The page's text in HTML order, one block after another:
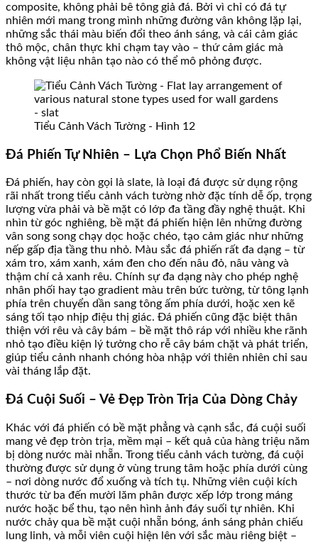
composite, không phải bê tông giả đá. Bởi vì chỉ có đá tự
nhiên mới mang trong mình những đường vân không lặp lại,
những sắc thái màu biến đổi theo ánh sáng, và cái cảm giác
thô mộc, chân thực khi chạm tay vào – thứ cảm giác mà
không vật liệu nhân tạo nào có thể mô phỏng được.
Tiểu Cảnh Vách Tường - Hình 12
Đá Phiến Tự Nhiên – Lựa Chọn Phổ Biến Nhất
Đá phiến, hay còn gọi là slate, là loại đá được sử dụng rộng
rãi nhất trong tiểu cảnh vách tường nhờ đặc tính dễ ốp, trọng
lượng vừa phải và bề mặt có lớp đa tầng đầy nghệ thuật. Khi
nhìn từ góc nghiêng, bề mặt đá phiến hiện lên những đường
vân song song chạy dọc hoặc chéo, tạo cảm giác như những
nếp gấp địa tầng thu nhỏ. Màu sắc đá phiến rất đa dạng – từ
xám tro, xám xanh, xám đen cho đến nâu đỏ, nâu vàng và
thậm chí cả xanh rêu. Chính sự đa dạng này cho phép nghệ
nhân phối hay tạo gradient màu trên bức tường, từ tông lạnh
phía trên chuyển dần sang tông ấm phía dưới, hoặc xen kẽ
sáng tối tạo nhịp điệu thị giác. Đá phiến cũng đặc biệt thân
thiện với rêu và cây bám – bề mặt thô ráp với nhiều khe rãnh
nhỏ tạo điều kiện lý tưởng cho rễ cây bám chặt và phát triển,
giúp tiểu cảnh nhanh chóng hòa nhập với thiên nhiên chỉ sau
vài tháng lắp đặt.
Đá Cuội Suối – Vẻ Đẹp Tròn Trịa Của Dòng Chảy
Khác với đá phiến có bề mặt phẳng và cạnh sắc, đá cuội suối
mang vẻ đẹp tròn trịa, mềm mại – kết quả của hàng triệu năm
bị dòng nước mài nhẵn. Trong tiểu cảnh vách tường, đá cuội
thường được sử dụng ở vùng trung tâm hoặc phía dưới cùng
– nơi dòng nước đổ xuống và tích tụ. Những viên cuội kích
thước từ ba đến mười lăm phân được xếp lớp trong máng
nước hoặc bể thu, tạo nên hình ảnh đáy suối tự nhiên. Khi
nước chảy qua bề mặt cuội nhẵn bóng, ánh sáng phản chiếu
lung linh, và mỗi viên cuội hiện lên với sắc màu riêng biệt –